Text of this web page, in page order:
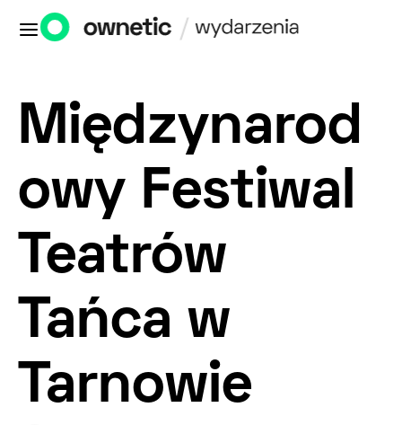
Międzynarod
owy Festiwal
Teatrów
Tańca w
Tarnowie